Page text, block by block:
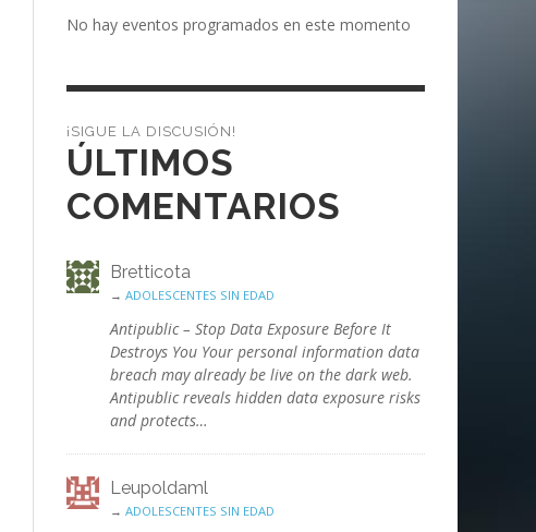
No hay eventos programados en este momento
¡SIGUE LA DISCUSIÓN!
ÚLTIMOS
COMENTARIOS
Bretticota
→ ADOLESCENTES SIN EDAD
Antipublic – Stop Data Exposure Before It
Destroys You Your personal information data
breach may already be live on the dark web.
Antipublic reveals hidden data exposure risks
and protects…
Leupoldaml
→ ADOLESCENTES SIN EDAD